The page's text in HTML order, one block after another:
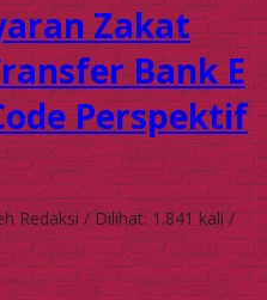
Zakat
Bank E
Perspektif
Redaksi / Dilihat: 1.841 kali /